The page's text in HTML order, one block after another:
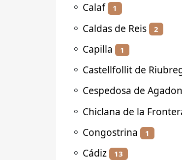
⚬ Calaf 1
⚬ Caldas de Reis 2
⚬ Capilla 1
⚬ Castellfollit de
⚬ Cespedosa de
⚬ Chiclana de la
⚬ Congostrina 1
⚬ Cádiz 13